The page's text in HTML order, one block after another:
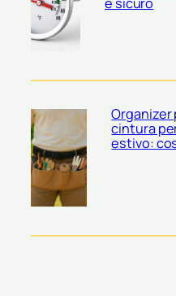
cintura
estivo: